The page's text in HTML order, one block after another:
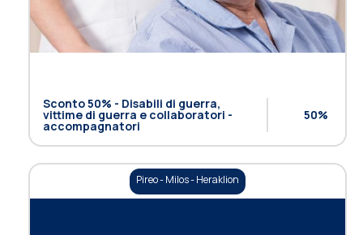
Sconto 50% - Disabili di guerra,
vittime di guerra e collaboratori -
accompagnatori
50%
Pireo - Milos - Heraklion